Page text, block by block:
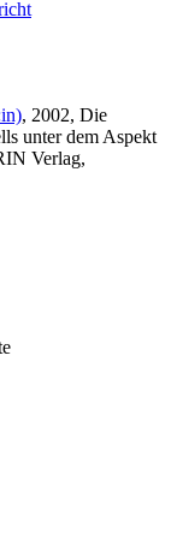
, 2002, Die
unter dem Aspekt
Verlag,